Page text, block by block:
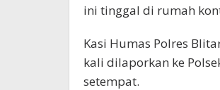
ini tinggal di rumah
Kasi Humas Polres
kali dilaporkan ke
setempat.